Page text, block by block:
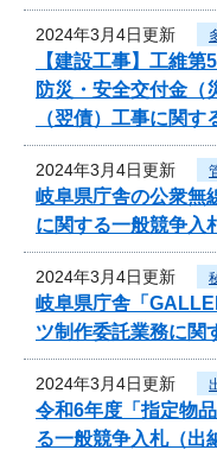
2024年3月4日更新
【建設工事】工維
防災・安全交付金（
（翌債）工事に関
2024年3月4日更新
岐阜県庁舎の公衆無
に関する一般競争入
2024年3月4日更新
岐阜県庁舎「
ツ制作委託業務に関
2024年3月4日更新
令和6年度「指定物
る一般競争入札（出